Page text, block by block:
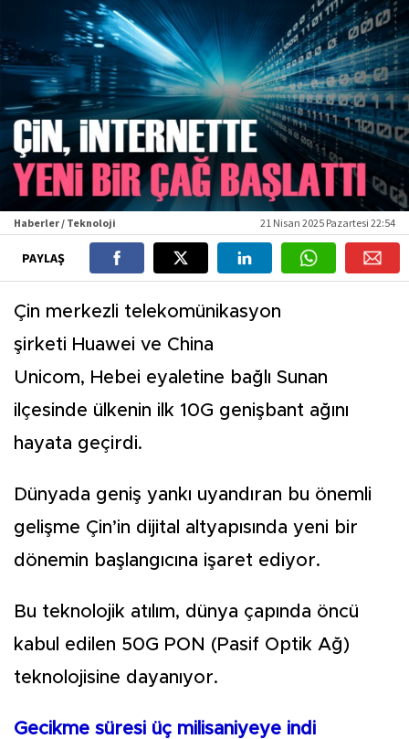
Haberler / Teknoloji 21 Nisan 2025 Pazartesi 22:54
PAYLAŞ
Çin merkezli telekomünikasyon
şirketi Huawei ve China
Unicom, Hebei eyaletine bağlı Sunan
ilçesinde ülkenin ilk 10G genişbant ağını
hayata geçirdi.
Dünyada geniş yankı uyandıran bu önemli
gelişme Çin’in dijital altyapısında yeni bir
dönemin başlangıcına işaret ediyor.
Bu teknolojik atılım, dünya çapında öncü
kabul edilen 50G PON (Pasif Optik Ağ)
teknolojisine dayanıyor.
Gecikme süresi üç milisaniyeye indi